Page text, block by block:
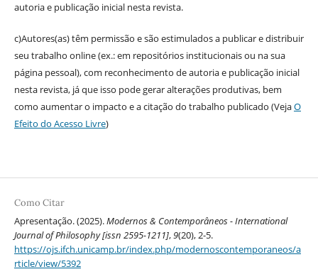
autoria e publicação inicial nesta revista.
c)Autores(as) têm permissão e são estimulados a publicar e distribuir
seu trabalho online (ex.: em repositórios institucionais ou na sua
página pessoal), com reconhecimento de autoria e publicação inicial
nesta revista, já que isso pode gerar alterações produtivas, bem
como aumentar o impacto e a citação do trabalho publicado (VejaO
Efeito do Acesso Livre)
Como Citar
Apresentação. (2025).Modernos & Contemporâneos - International
Journal of Philosophy [issn 2595-1211],9(20), 2-5.
https://ojs.ifch.unicamp.br/index.php/modernoscontemporaneos/a
rticle/view/5392